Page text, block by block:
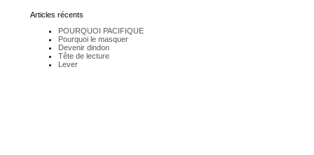
Articles récents
POURQUOI PACIFIQUE
Pourquoi le masquer
Devenir dindon
Tête de lecture
Lever